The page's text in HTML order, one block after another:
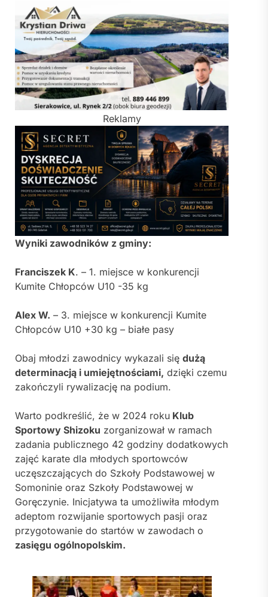
Reklamy
Wyniki zawodników z gminy:
Franciszek K. – 1. miejsce w konkurencji
Kumite Chłopców U10 -35 kg
Alex W. – 3. miejsce w konkurencji Kumite
Chłopców U10 +30 kg – białe pasy
Obaj młodzi zawodnicy wykazali się dużą
determinacją i umiejętnościami, dzięki czemu
zakończyli rywalizację na podium.
Warto podkreślić, że w 2024 roku Klub
Sportowy Shizoku zorganizował w ramach
zadania publicznego 42 godziny dodatkowych
zajęć karate dla młodych sportowców
uczęszczających do Szkoły Podstawowej w
Somoninie oraz Szkoły Podstawowej w
Goręczynie. Inicjatywa ta umożliwiła młodym
adeptom rozwijanie sportowych pasji oraz
przygotowanie do startów w zawodach o
zasięgu ogólnopolskim.